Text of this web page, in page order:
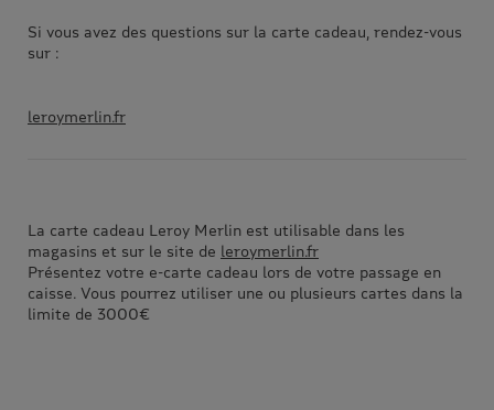
Si vous avez des questions sur la carte cadeau, rendez-vous
sur :
leroymerlin.fr
La carte cadeau Leroy Merlin est utilisable dans les
magasins et sur le site de leroymerlin.fr
Présentez votre e-carte cadeau lors de votre passage en
caisse. Vous pourrez utiliser une ou plusieurs cartes dans la
limite de 3000€